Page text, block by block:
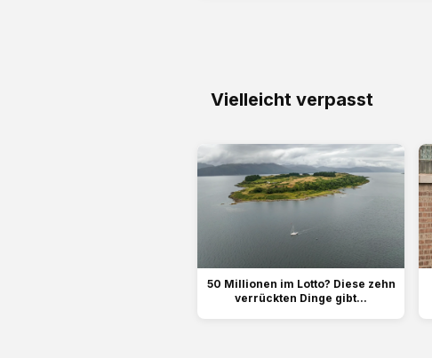
Vielleicht verpasst
50 Millionen im Lotto? Diese zehn
verrückten Dinge gibt...